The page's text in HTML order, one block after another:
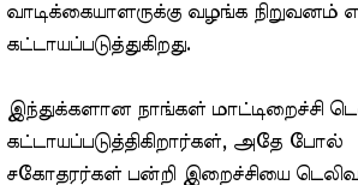
வாடிக்கையாளருக்கு வழங்க
கட்டாயப்படுத்துகிறது.
இந்துக்களான நாங்கள் மாட்டிறைச்சி
கட்டாயப்படுத்திகிறார்கள், அதே போல்
சகோதரர்கள் பன்றி இறைச்சியை